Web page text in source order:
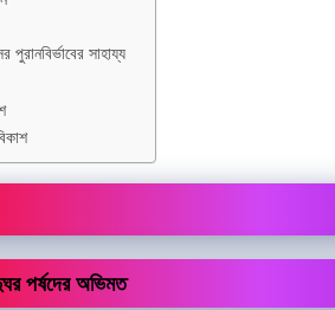
সাহায্য
পর্ষদের অভিমত